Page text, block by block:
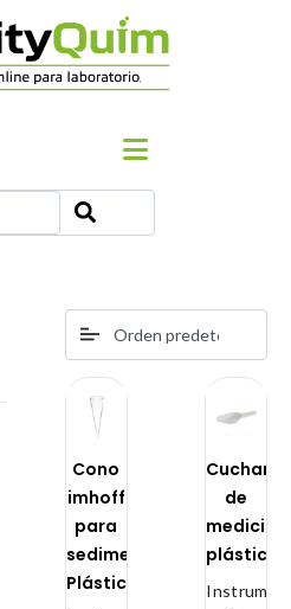
Cono
imhoff
para
sedimentación
Plástico
Cuchara
de
medición
plástica